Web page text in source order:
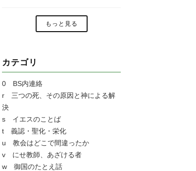
もっと見る
カテゴリ
0 BS内連絡
r 三つの死、その原因と神による解
決
s イエスのことば
t 義認・聖化・栄化
u 教会はどこで間違ったか
v にせ教師、あざける者
w 御国のたとえ話